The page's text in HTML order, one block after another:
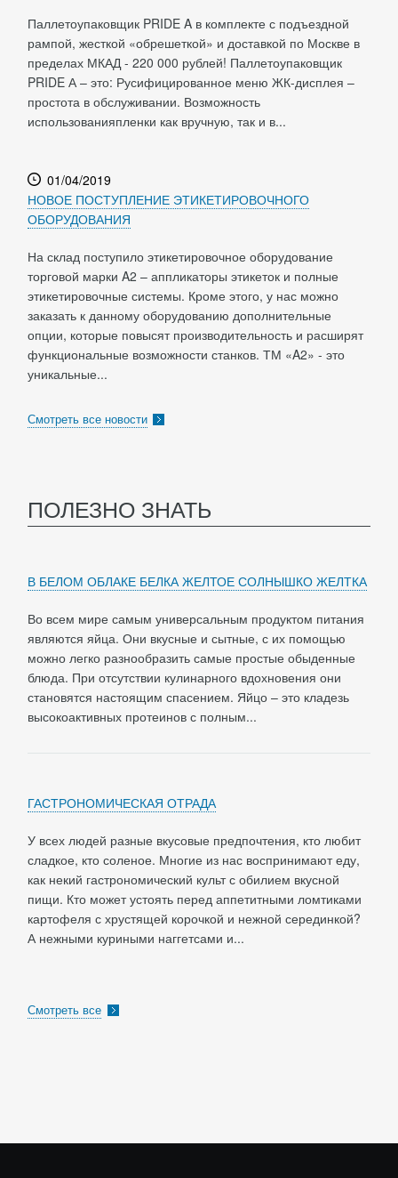
Паллетоупаковщик PRIDE A в комплекте с подъездной
рампой, жесткой «обрешеткой» и доставкой по Москве в
пределах МКАД - 220 000 рублей! Паллетоупаковщик
PRIDE А – это: Русифицированное меню ЖК-дисплея –
простота в обслуживании. Возможность
использованияпленки как вручную, так и в...
01/04/2019
НОВОЕ ПОСТУПЛЕНИЕ ЭТИКЕТИРОВОЧНОГО
ОБОРУДОВАНИЯ
На склад поступило этикетировочное оборудование
торговой марки A2 – аппликаторы этикеток и полные
этикетировочные системы. Кроме этого, у нас можно
заказать к данному оборудованию дополнительные
опции, которые повысят производительность и расширят
функциональные возможности станков. ТМ «A2» - это
уникальные...
Смотреть все новости
ПОЛЕЗНО ЗНАТЬ
В БЕЛОМ ОБЛАКЕ БЕЛКА ЖЕЛТОЕ СОЛНЫШКО ЖЕЛТКА
Во всем мире самым универсальным продуктом питания
являются яйца. Они вкусные и сытные, с их помощью
можно легко разнообразить самые простые обыденные
блюда. При отсутствии кулинарного вдохновения они
становятся настоящим спасением. Яйцо – это кладезь
высокоактивных протеинов с полным...
ГАСТРОНОМИЧЕСКАЯ ОТРАДА
У всех людей разные вкусовые предпочтения, кто любит
сладкое, кто соленое. Многие из нас воспринимают еду,
как некий гастрономический культ с обилием вкусной
пищи. Кто может устоять перед аппетитными ломтиками
картофеля с хрустящей корочкой и нежной серединкой?
А нежными куриными наггетсами и...
Смотреть все